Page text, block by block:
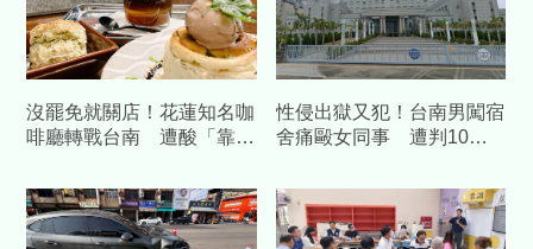
沒罷免就關店！花蓮知名咖
啡廳轉戰台南 遭酸「靠補
性侵出獄又犯！台南男闖宿
舍痛毆女同事 遭判10